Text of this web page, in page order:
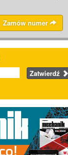
Zamów numer
Zatwierdź